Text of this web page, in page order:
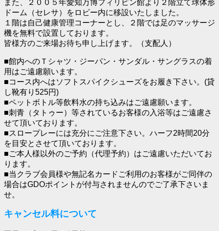
また、２００５年愛知万博フィリピン館より２階立て球体形
ドーム（セレサ）をロビー内に移設いたしました。
１階は自己健康管理コーナーとし、２階では足のマッサージ
機を無料で設置しております。
皆様方のご来場お待ち申し上げます。（支配人）
■館内へのＴシャツ・ジーパン・サンダル・サングラスの着
用はご遠慮願います。
■コース内へはソフトスパイクシューズをお履き下さい。(貸
し靴有り525円)
■ペットボトル等飲料水の持ち込みはご遠慮願います。
■刺青（タトゥー）等されているお客様の入浴等はご遠慮さ
せて頂いております。
■スロープレーには充分にご注意下さい。ハーフ2時間20分
を目安とさせて頂いております。
■ご本人様以外のご予約（代理予約）はご遠慮いただいてお
ります。
■当クラブ会員様や無記名カードご利用のお客様がご同伴の
場合はGDOポイントが付与されませんのでご了承下さいま
せ。
キャンセル料について